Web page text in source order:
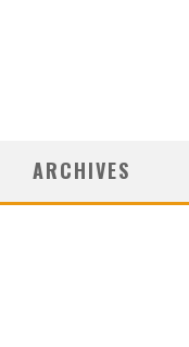
ARCHIVES